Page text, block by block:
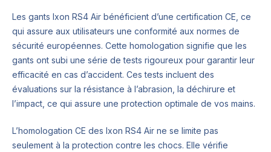
Les gants Ixon RS4 Air bénéficient d’une certification CE, ce
qui assure aux utilisateurs une conformité aux normes de
sécurité européennes. Cette homologation signifie que les
gants ont subi une série de tests rigoureux pour garantir leur
efficacité en cas d’accident. Ces tests incluent des
évaluations sur la résistance à l’abrasion, la déchirure et
l’impact, ce qui assure une protection optimale de vos mains.
L’homologation CE des Ixon RS4 Air ne se limite pas
seulement à la protection contre les chocs. Elle vérifie